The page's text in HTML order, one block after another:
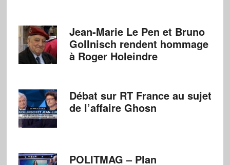
Jean-Marie Le Pen et Bruno
Gollnisch rendent hommage
à Roger Holeindre
Débat sur RT France au sujet
de l’affaire Ghosn
POLITMAG – Plan